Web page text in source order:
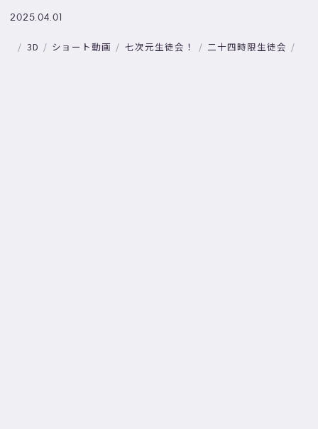
2025.04.01
3D ショート動画 七次元生徒会！ 二十四時限生徒会